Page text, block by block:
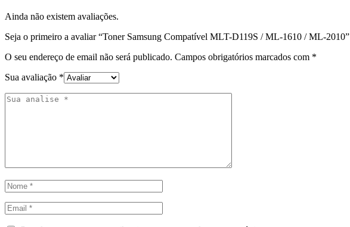
Ainda não existem avaliações.
Seja o primeiro a avaliar “Toner Samsung Compatível MLT-D119S / ML-1610 / ML-2010”
O seu endereço de email não será publicado. Campos obrigatórios marcados com *
Sua avaliação *